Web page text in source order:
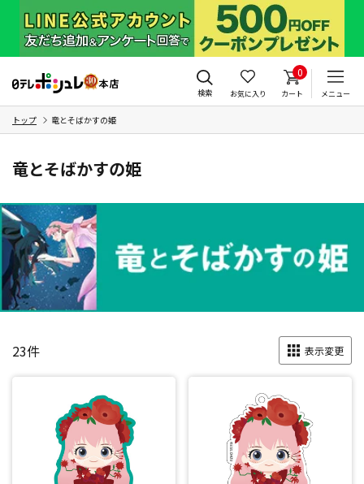
検索 お気に入り
0
カート メニュー
トップ 竜とそばかすの姫
竜とそばかすの姫
23件 表示変更